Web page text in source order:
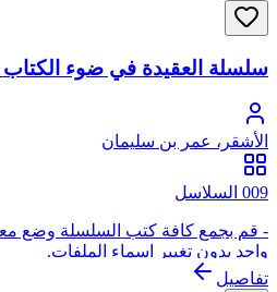
سلسلة العقيدة في ضوء الكتاب
الأشقر، عمر بن سليمان
009 السلاسل
- قم بجمع كافة كتب السلسلة وضع
واحد بدون تغيير اسماء الملفات.
تفاصيل